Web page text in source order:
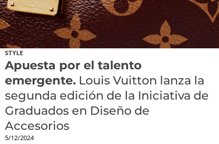
STYLE
Apuesta por el talento
emergente. Louis Vuitton lanza la
segunda edición de la Iniciativa de
Graduados en Diseño de
Accesorios
5/12/2024